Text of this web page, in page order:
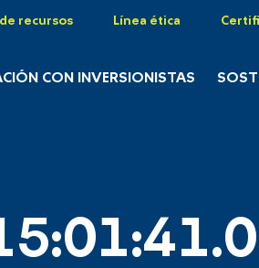
recursos Línea ética
CON INVERSIONISTAS